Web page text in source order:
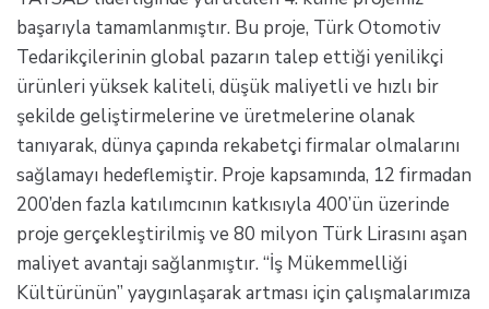
başarıyla tamamlanmıştır. Bu proje, Türk Otomotiv
Tedarikçilerinin global pazarın talep ettiği yenilikçi
ürünleri yüksek kaliteli, düşük maliyetli ve hızlı bir
şekilde geliştirmelerine ve üretmelerine olanak
tanıyarak, dünya çapında rekabetçi firmalar olmalarını
sağlamayı hedeflemiştir. Proje kapsamında, 12 firmadan
200’den fazla katılımcının katkısıyla 400’ün üzerinde
proje gerçekleştirilmiş ve 80 milyon Türk Lirasını aşan
maliyet avantajı sağlanmıştır. “İş Mükemmelliği
Kültürünün” yaygınlaşarak artması için çalışmalarımıza